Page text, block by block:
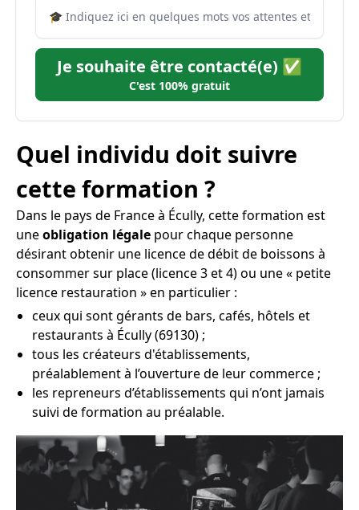
Je souhaite être contacté(e) ✅
C'est 100% gratuit
Quel individu doit suivre
cette formation ?
Dans le pays de France à Écully, cette formation est
uneobligation légale pour chaque personne
désirant obtenir une licence de débit de boissons à
consommer sur place (licence 3 et 4) ou une « petite
licence restauration » en particulier :
ceux qui sont gérants de bars, cafés, hôtels et
restaurants à Écully (69130) ;
tous les créateurs d'établissements,
préalablement à l’ouverture de leur commerce ;
les repreneurs d’établissements qui n’ont jamais
suivi de formation au préalable.